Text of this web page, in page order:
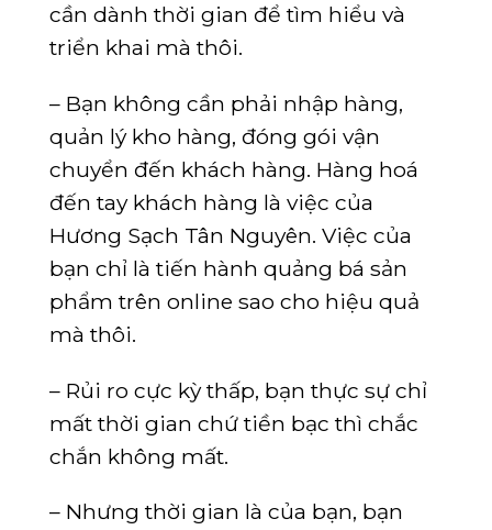
cần dành thời gian để tìm hiểu và
triển khai mà thôi.
– Bạn không cần phải nhập hàng,
quản lý kho hàng, đóng gói vận
chuyển đến khách hàng. Hàng hoá
đến tay khách hàng là việc của
Hương Sạch Tân Nguyên. Việc của
bạn chỉ là tiến hành quảng bá sản
phẩm trên online sao cho hiệu quả
mà thôi.
– Rủi ro cực kỳ thấp, bạn thực sự chỉ
mất thời gian chứ tiền bạc thì chắc
chắn không mất.
– Nhưng thời gian là của bạn, bạn